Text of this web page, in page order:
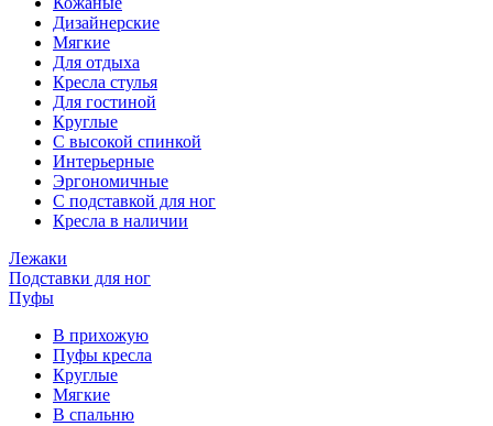
Дизайнерские
Мягкие
Для отдыха
Кресла стулья
Для гостиной
Круглые
С высокой спинкой
Интерьерные
Эргономичные
С подставкой для ног
Кресла в наличии
Лежаки
Подставки для ног
Пуфы
В прихожую
Пуфы кресла
Круглые
Мягкие
В спальню